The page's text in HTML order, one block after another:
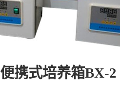
便携式培养箱BX-2